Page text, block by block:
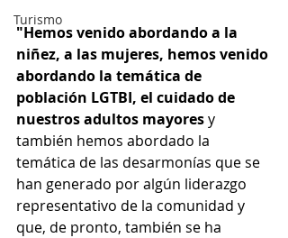
Turismo
"Hemos venido abordando a la
niñez, a las mujeres, hemos venido
abordando la temática de
población LGTBI, el cuidado de
nuestros adultos mayores y
también hemos abordado la
temática de las desarmonías que se
han generado por algún liderazgo
representativo de la comunidad y
que, de pronto, también se ha